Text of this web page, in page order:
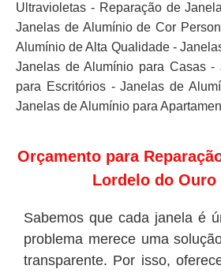
Ultravioletas - Reparação de
Janelas de Alumínio de Cor
Alumínio de Alta Qualidade -
Janelas de Alumínio para Casas -
para Escritórios - Janelas de
Janelas de Alumínio para
Orçamento para
Lordelo do Ouro
Sabemos que cada janela é
problema merece uma
transparente. Por isso,